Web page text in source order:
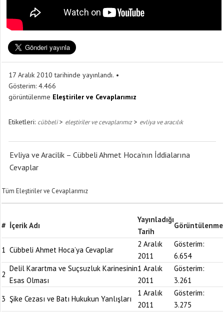
17 Aralık 2010 tarihinde yayınlandı.
Gösterim: 4.466
görüntülenme Eleştiriler ve Cevaplarımız
Etiketleri: cübbeli> eleştiriler ve cevaplarımız> evliya ve aracılık
Evliya ve Aracilik – Cübbeli Ahmet Hoca’nın İddialarına
Cevaplar
Tüm Eleştiriler ve Cevaplarımız
# İçerik Adı
Yayınladığı
Tarih
Görüntülenme
1 Cübbeli Ahmet Hoca’ya Cevaplar
2 Aralık
2011
Gösterim:
6.654
2
Delil Karartma ve Suçsuzluk Karinesinin
Esas Olması
1 Aralık
2011
Gösterim:
3.261
3 Şike Cezası ve Batı Hukukun Yanlışları
1 Aralık
2011
Gösterim:
3.275